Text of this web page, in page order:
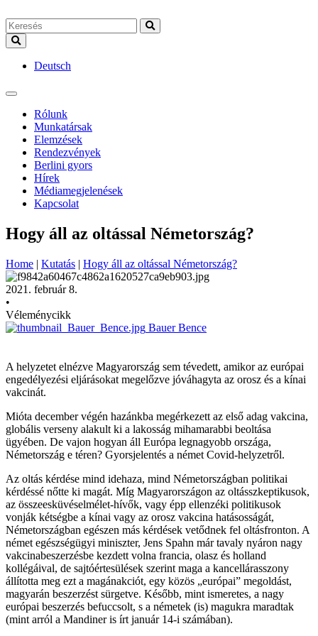
Deutsch
Rólunk
Munkatársak
Elemzések
Rendezvények
Berlini gyors
Hírek
Médiamegjelenések
Kapcsolat
Hogy áll az oltással Németország?
Home | Kutatás | Hogy áll az oltással Németország?
2021. február 8.
•
Véleménycikk
Bauer Bence
A helyzetet elnézve Magyarország sem tévedett, amikor az európai
engedélyezési eljárásokat megelőzve jóváhagyta az orosz és a kínai
vakcinát.
Mióta december végén hazánkba megérkezett az első adag vakcina,
globális verseny alakult ki a lakosság mihamarabbi beoltása
ügyében. De vajon hogyan áll Európa legnagyobb országa,
Németország e téren? Gyorsjelentés a német Covid-helyzetről.
Az oltás kérdése mind idehaza, mind Németországban politikai
kérdéssé nőtte ki magát. Míg Magyarországon az oltásszkeptikusok,
az összeesküvéselmélet-hívők, vagy épp ellenzéki politikusok
vonják kétségbe a kínai vagy az orosz vakcina hatásosságát,
Németországban egészen más kérdések vetődnek fel oltásfronton. A
német egészségügyi miniszter, Jens Spahn már tavaly nyáron nagy
vakcinabeszerzésbe kezdett volna francia, olasz és holland
kollégáival, de sajtóértesülések szerint maga a kancellárasszony
állította meg ezt a magánakciót, egy közös „európai” megoldást,
magyarán beszerzést sürgetve. Később, mint ismeretes, a nagy
európai beszerzés befuccsolt, s a németek (is) magukra maradtak
(mint arról a Mandiner is írt január 14-i számában).